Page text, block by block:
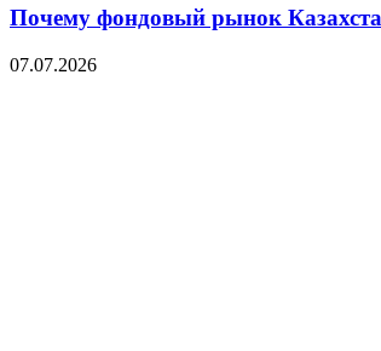
Почему фондовый рынок
07.07.2026